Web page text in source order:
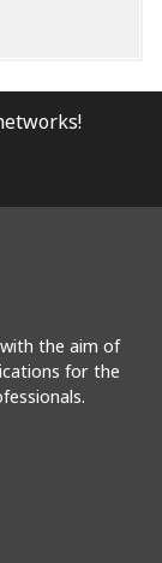
the aim of
for the